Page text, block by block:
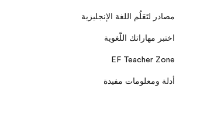
مصادر لتَعَلُم اللغة الإنجليزية
اختبر مهاراتك اللّغوية
EF Teacher Zone
أدلة ومعلومات مفيدة